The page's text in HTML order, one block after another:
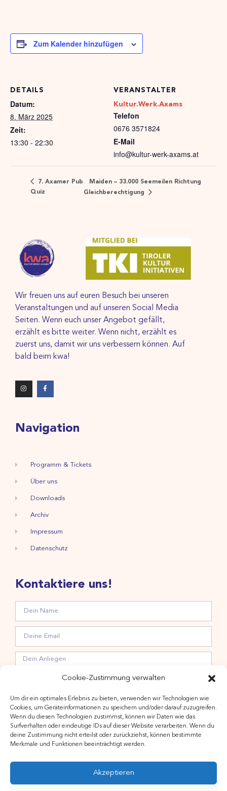
Cookie-Zustimmung verwalten
Um dir ein optimales Erlebnis zu bieten, verwenden wir Technologien wie
Cookies, um Geräteinformationen zu speichern und/oder darauf zuzugreifen.
Wenn du diesen Technologien zustimmst, können wir Daten wie das
Surfverhalten oder eindeutige IDs auf dieser Website verarbeiten. Wenn du
deine Zustimmung nicht erteilst oder zurückziehst, können bestimmte
Merkmale und Funktionen beeinträchtigt werden.
Akzeptieren
Zum Kalender hinzufügen
DETAILS
Datum:
8. März 2025
Zeit:
13:30 - 22:30
VERANSTALTER
Kultur.Werk.Axams
Telefon
0676 3571824
E-Mail
info@kultur-werk-axams.at
7. Axamer Pub
Quiz
Maiden – 33.000 Seemeilen Richtung
Gleichberechtigung
Wir freuen uns auf euren Besuch bei unseren
Veranstaltungen und auf unseren Social Media
Seiten. Wenn euch unser Angebot gefällt,
erzählt es bitte weiter. Wenn nicht, erzählt es
zuerst uns, damit wir uns verbessern können. Auf
bald beim kwa!
Navigation
Programm & Tickets
Über uns
Downloads
Archiv
Impressum
Datenschutz
Kontaktiere uns!
Hiermit stimme ich der Verarbeitung meiner Daten zwecks
Newsletteranmeldung gemäß Datenschutzerklärung zu.
ANMELDEN